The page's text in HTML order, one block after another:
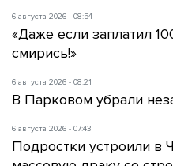
6 августа 2026 - 08:54
«Даже если заплатил
смирись!»
6 августа 2026 - 08:21
В Парковом убрали
6 августа 2026 - 07:43
Подростки устроили в